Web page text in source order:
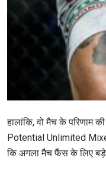
हालांकि, वो मैच के परिणाम
Potential Unlimited
कि अगला मैच फैंस के लिए
प्रतिद्वंद्वी
इवेंट
to gain access to
and get first
events.
ईमेल